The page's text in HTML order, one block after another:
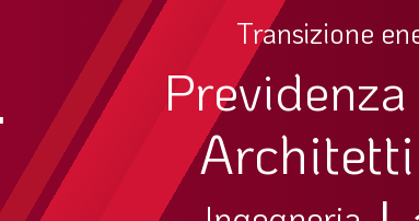
Transizione
Previdenza
Architetti